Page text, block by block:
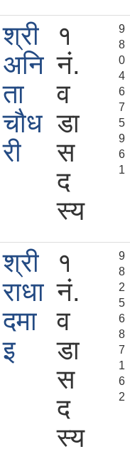
श्री
अनि
ता
चौध
री
१
नं.
व
डा
स
द
स्य
9
8
0
4
6
7
5
9
6
1
श्री
राधा
दमा
इ
१
नं.
व
डा
स
द
स्य
9
8
2
5
6
8
7
1
6
2